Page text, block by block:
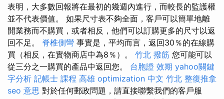
表明，大多數回報將在最初的幾週內進行，而較長的監護權
並不代表價值。 如果尺寸表不夠全面，客戶可以簡單地離
開業務而不購買，或者相反，他們可以訂購更多的尺寸以返
回不足。 脊椎側彎 事實是，平均而言，返回30％的在線購
買（相反，在實物商店中為8％）。 竹北 撥筋 您可能可以
從三分之一購買的產品中返回您。 台胞證 效期 yahoo關鍵
字分析 記帳士 課程 高雄 optimization 中文 竹北 整復推拿
seo 意思 對於任何郵政問題，請直接聯繫我們的客戶服